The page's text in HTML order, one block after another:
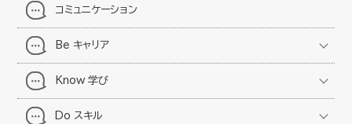
コミュニケーション
Be キャリア
Know 学び
Do スキル